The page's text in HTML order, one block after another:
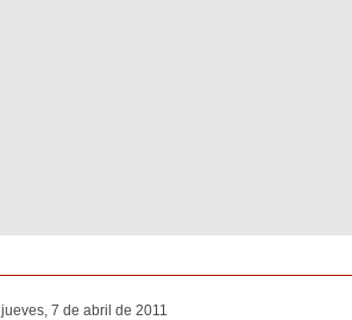
jueves, 7 de abril de 2011